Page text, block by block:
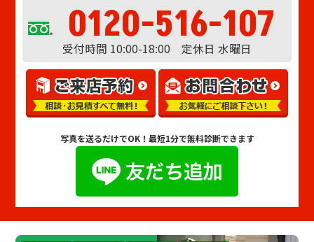
0120-516-107
受付時間 10:00-18:00 定休日 水曜日
写真を送るだけでOK！ 最短1分で無料診断できます